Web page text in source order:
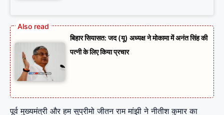
बिहार सियासत: जद (यू) अध्यक्ष ने मोकामा में अनंत सिंह की
पत्नी के लिए किया प्रचार
पूर्व मुख्यमंत्री और हम सुप्रीमो जीतन राम मांझी ने नीतीश कुमार का